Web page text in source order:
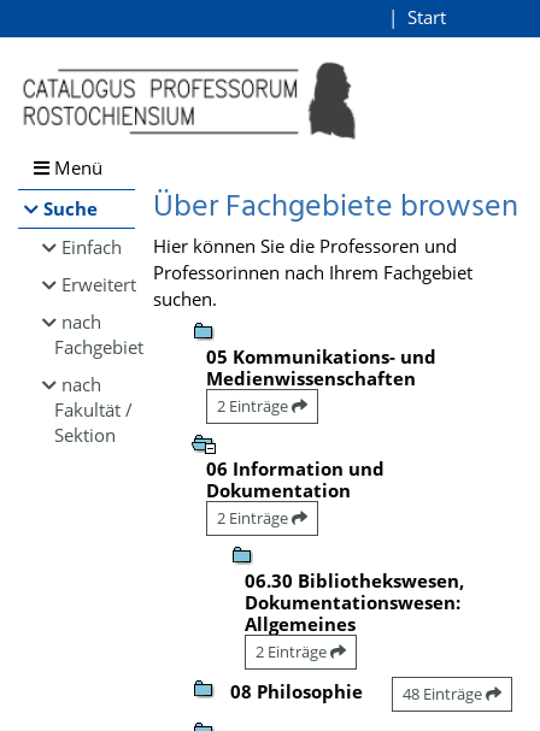
Browsen
direkt zum Inhalt
Start
Menü
Suche
Einfach
Erweitert
nach
Fachgebiet
nach
Fakultät /
Sektion
Über Fachgebiete browsen
Hier können Sie die Professoren und
Professorinnen nach Ihrem Fachgebiet
suchen.
05 Kommunikations- und
Medienwissenschaften
2 Einträge
06 Information und
Dokumentation
2 Einträge
06.30 Bibliothekswesen,
Dokumentationswesen:
Allgemeines
2 Einträge
08 Philosophie 48 Einträge